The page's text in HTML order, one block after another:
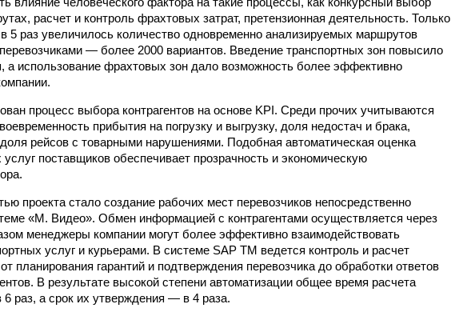
расчет и контроль фрахтовых затрат, претензионная деятельность. Только
5 раз увеличилось количество одновременно анализируемых маршрутов
— более 2000 вариантов. Введение транспортных зон повысило
а использование фрахтовых зон дало возможность более эффективно
процесс выбора контрагентов на основе KPI. Среди прочих учитываются
прибытия на погрузку и выгрузку, доля недостач и брака,
доля рейсов с товарными нарушениями. Подобная автоматическая оценка
услуг поставщиков обеспечивает прозрачность и экономическую
проекта стало создание рабочих мест перевозчиков непосредственно
«М. Видео». Обмен информацией с контрагентами осуществляется через
менеджеры компании могут более эффективно взаимодействовать
услуг и курьерами. В системе SAP TM ведется контроль и расчет
от планирования гарантий и подтверждения перевозчика до обработки ответов
В результате высокой степени автоматизации общее время расчета
6 раз, а срок их утверждения — в 4 раза.